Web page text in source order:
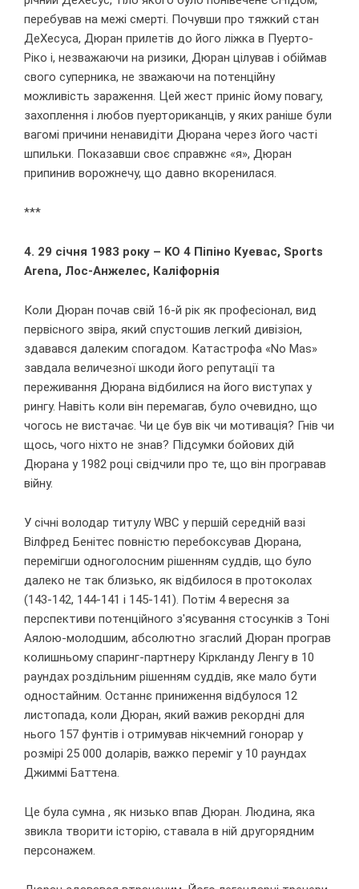
перебував на межі смерті. Почувши про тяжкий стан
ДеХесуса, Дюран прилетів до його ліжка в Пуерто-
Ріко і, незважаючи на ризики, Дюран цілував і обіймав
свого суперника, не зважаючи на потенційну
можливість зараження. Цей жест приніс йому повагу,
захоплення і любов пуерториканців, у яких раніше були
вагомі причини ненавидіти Дюрана через його часті
шпильки. Показавши своє справжнє «я», Дюран
припинив ворожнечу, що давно вкоренилася.
***
4. 29 січня 1983 року – KO 4 Піпіно Куевас, Sports
Arena, Лос-Анжелес, Каліфорнія
Коли Дюран почав свій 16-й рік як професіонал, вид
первісного звіра, який спустошив легкий дивізіон,
здавався далеким спогадом. Катастрофа «No Mas»
завдала величезної шкоди його репутації та
переживання Дюрана відбилися на його виступах у
рингу. Навіть коли він перемагав, було очевидно, що
чогось не вистачає. Чи це був вік чи мотивація? Гнів чи
щось, чого ніхто не знав? Підсумки бойових дій
Дюрана у 1982 році свідчили про те, що він програвав
війну.
У січні володар титулу WBC у першій середній вазі
Вілфред Бенітес повністю перебоксував Дюрана,
перемігши одноголосним рішенням суддів, що було
далеко не так близько, як відбилося в протоколах
(143-142, 144-141 і 145-141). Потім 4 вересня за
перспективи потенційного з'ясування стосунків з Тоні
Аялою-молодшим, абсолютно згаслий Дюран програв
колишньому спаринг-партнеру Кіркланду Ленгу в 10
раундах роздільним рішенням суддів, яке мало бути
одностайним. Останнє приниження відбулося 12
листопада, коли Дюран, який важив рекордні для
нього 157 фунтів і отримував нікчемний гонорар у
розмірі 25 000 доларів, важко переміг у 10 раундах
Джиммі Баттена.
Це була сумна , як низько впав Дюран. Людина, яка
звикла творити історію, ставала в ній другорядним
персонажем.